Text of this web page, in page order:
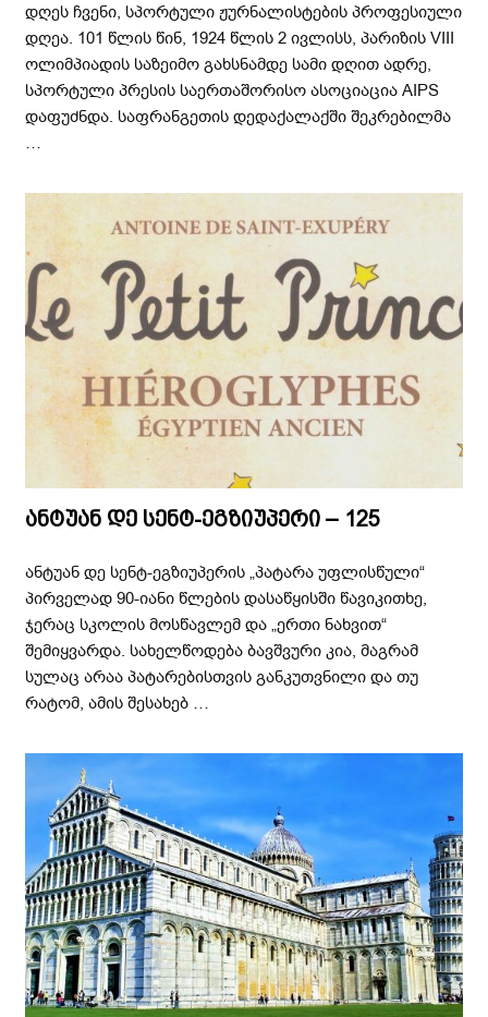
დღეს ჩვენი, სპორტული ჟურნალისტების პროფესიული
დღეა. 101 წლის წინ, 1924 წლის 2 ივლისს, პარიზის VIII
ოლიმპიადის საზეიმო გახსნამდე სამი დღით ადრე,
სპორტული პრესის საერთაშორისო ასოციაცია AIPS
დაფუძნდა. საფრანგეთის დედაქალაქში შეკრებილმა
…
ანტუან დე სენტ-ეგზიუპერი – 125
ანტუან დე სენტ-ეგზიუპერის „პატარა უფლისწული“
პირველად 90-იანი წლების დასაწყისში წავიკითხე,
ჯერაც სკოლის მოსწავლემ და „ერთი ნახვით“
შემიყვარდა. სახელწოდება ბავშვური კია, მაგრამ
სულაც არაა პატარებისთვის განკუთვნილი და თუ
რატომ, ამის შესახებ …